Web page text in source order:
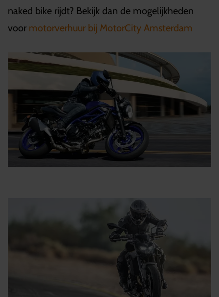
naked bike rijdt? Bekijk dan de mogelijkheden
voor motorverhuur bij MotorCity Amsterdam